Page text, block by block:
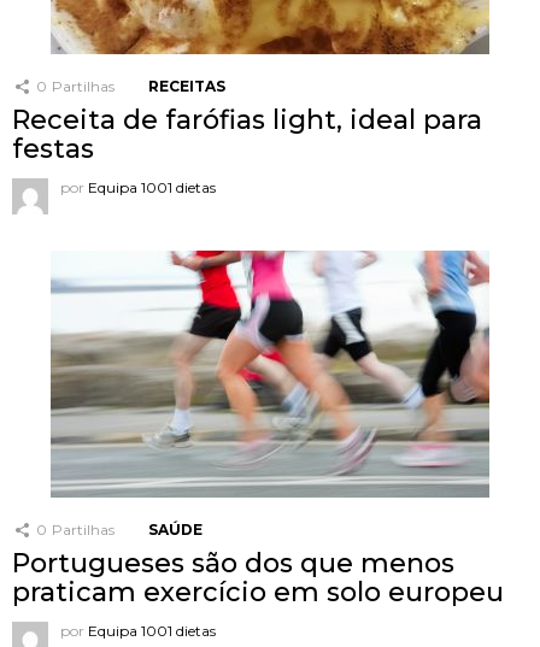
0 Partilhas RECEITAS
Receita de farófias light, ideal para
festas
por Equipa 1001 dietas
0 Partilhas SAÚDE
Portugueses são dos que menos
praticam exercício em solo europeu
por Equipa 1001 dietas